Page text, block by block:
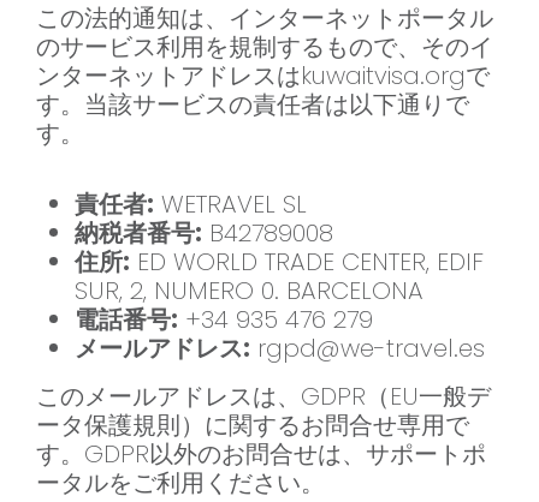
この法的通知は、インターネットポータル
のサービス利用を規制するもので、そのイ
ンターネットアドレスはkuwaitvisa.orgで
す。当該サービスの責任者は以下通りで
す。
責任者: WETRAVEL SL
納税者番号: B42789008
住所: ED WORLD TRADE CENTER, EDIF
SUR, 2, NUMERO 0. BARCELONA
電話番号: +34 935 476 279
メールアドレス: rgpd@we-travel.es
このメールアドレスは、GDPR（EU一般デ
ータ保護規則）に関するお問合せ専用で
す。GDPR以外のお問合せは、サポートポ
ータルをご利用ください。